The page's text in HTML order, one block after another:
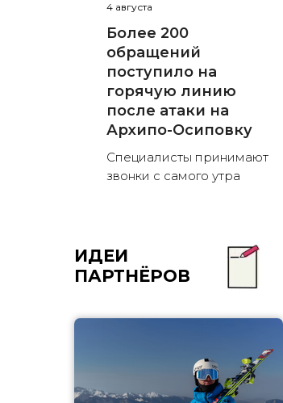
4 августа
Более 200
обращений
поступило на
горячую линию
после атаки на
Архипо-Осиповку
Специалисты принимают
звонки с самого утра
ИДЕИ
ПАРТНЁРОВ